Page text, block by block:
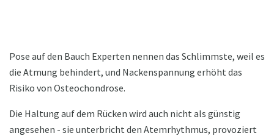
Pose auf den Bauch Experten nennen das Schlimmste, weil es
die Atmung behindert, und Nackenspannung erhöht das
Risiko von Osteochondrose.
Die Haltung auf dem Rücken wird auch nicht als günstig
angesehen - sie unterbricht den Atemrhythmus, provoziert